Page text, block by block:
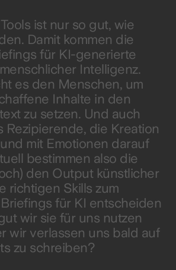
ist nur so gut, wie
Damit kommen die
für KI-generierte
Intelligenz.
es den Menschen, um
Inhalte in den
zu setzen. Und auch
Rezipierende, die Kreation
mit Emotionen darauf
bestimmen also die
den Output künstlicher
richtigen Skills zum
für KI entscheiden
wir sie für uns nutzen
wir verlassen uns bald auf
zu schreiben?